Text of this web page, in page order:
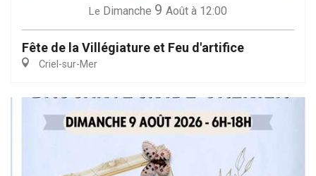
Le Dimanche 9 Août à 12:00
Fête de la Villégiature et Feu d'artifice
Criel-sur-Mer